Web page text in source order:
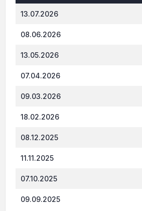
13.07.2026
08.06.2026
13.05.2026
07.04.2026
09.03.2026
18.02.2026
08.12.2025
11.11.2025
07.10.2025
09.09.2025